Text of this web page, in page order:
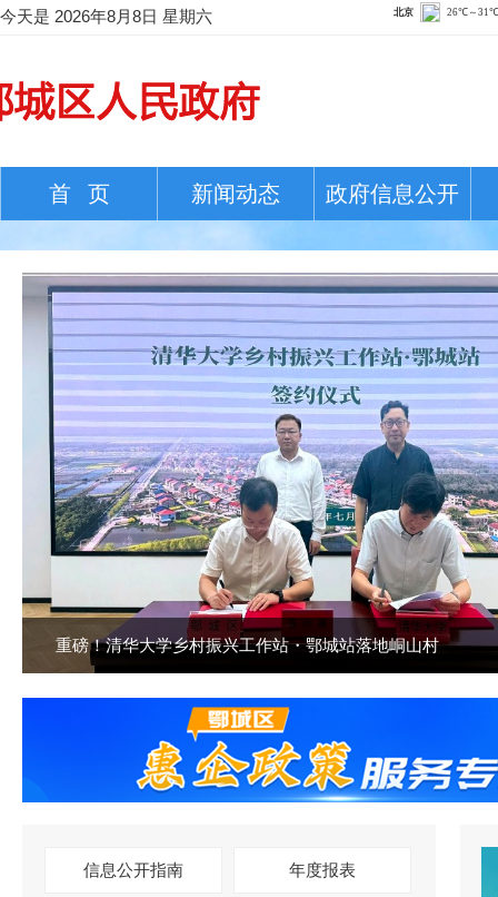
今天是 2026年8月8日 星期六
首 页 新闻动态 政府信息公开
重磅！清华大学乡村振兴工作站・鄂城站落地峒山村
信息公开指南 年度报表